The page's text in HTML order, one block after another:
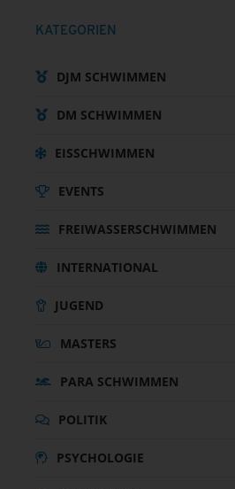
KATEGORIEN
DJM SCHWIMMEN
DM SCHWIMMEN
EISSCHWIMMEN
EVENTS
FREIWASSERSCHWIMMEN
INTERNATIONAL
JUGEND
MASTERS
PARA SCHWIMMEN
POLITIK
PSYCHOLOGIE